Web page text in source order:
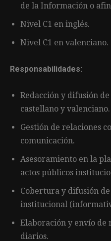
de la Información o
Nivel C1 en inglés.
Nivel C1 en valenciano.
Responsabilidades:
Redacción y difusión
castellano y valenciano.
Gestión de relaciones
comunicación.
Asesoramiento en la
actos públicos
Cobertura y difusión
institucional
Elaboración y envío de
diarios.